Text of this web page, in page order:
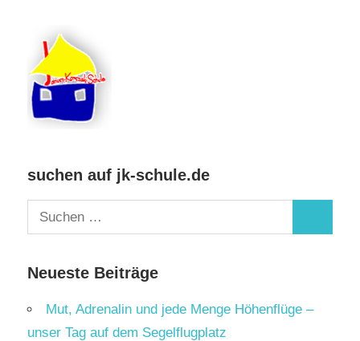
suchen auf jk-schule.de
Suchen
nach:
Neueste Beiträge
Mut, Adrenalin und jede Menge Höhenflüge –
unser Tag auf dem Segelflugplatz